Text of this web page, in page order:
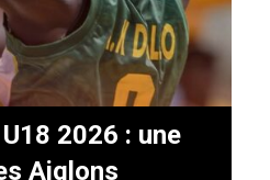
2026 : une
Aiglons